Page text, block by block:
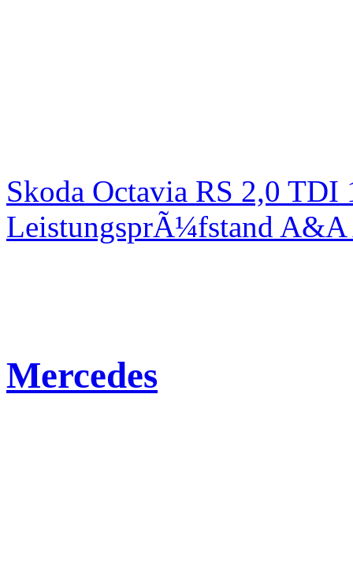
Skoda Octavia RS 2,0
LeistungsprÃ¼fstand
Mercedes